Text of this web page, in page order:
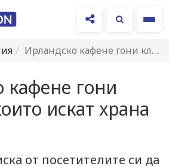
Ирландско кафене гони клиенти, които искат храна без глутен
кафене гони
искат храна
от посетителите си да